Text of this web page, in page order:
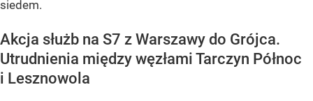
siedem.
Akcja służb na S7 z Warszawy do Grójca.
Utrudnienia między węzłami Tarczyn Północ
i Lesznowola